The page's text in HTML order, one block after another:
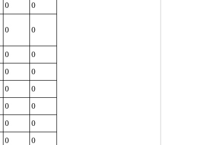
0 0
0 0
0 0
0 0
0 0
0 0
0 0
0 0